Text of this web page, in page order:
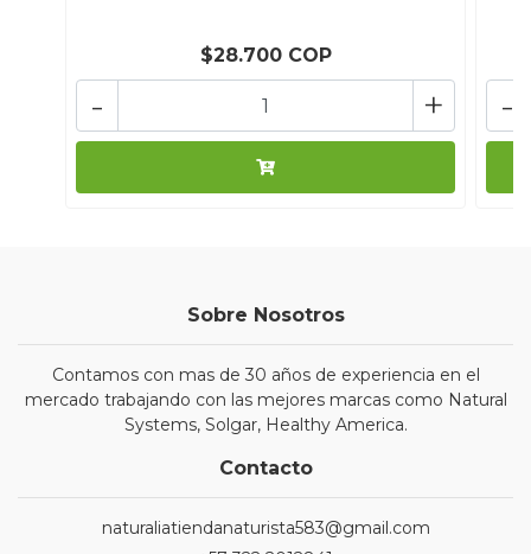
$28.700 COP
+
- -
Sobre Nosotros
Contamos con mas de 30 años de experiencia en el
mercado trabajando con las mejores marcas como Natural
Systems, Solgar, Healthy America.
Contacto
naturaliatiendanaturista583@gmail.com